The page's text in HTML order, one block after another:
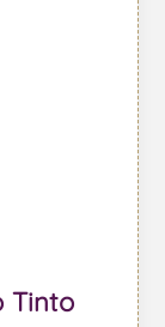
Tinto